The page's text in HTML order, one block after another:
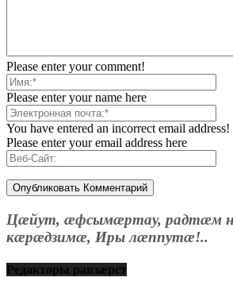
Please enter your comment!
Please enter your name here
You have entered an incorrect email address!
Please enter your email address here
Цæйут, æфсымæртау, радтæм
кæрæдзимæ, Иры лæппутæ!..
Редакторы равзæрст